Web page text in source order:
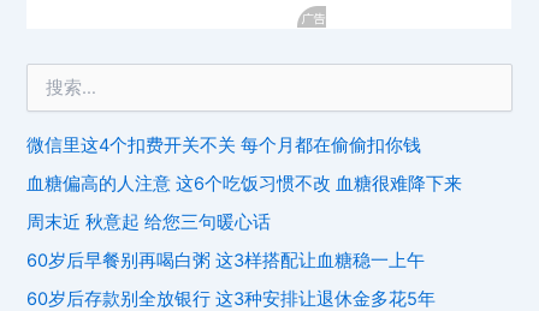
微信里这4个扣费开关不关 每个月都在偷偷扣你钱
血糖偏高的人注意 这6个吃饭习惯不改 血糖很难降下来
周末近 秋意起 给您三句暖心话
60岁后早餐别再喝白粥 这3样搭配让血糖稳一上午
60岁后存款别全放银行 这3种安排让退休金多花5年